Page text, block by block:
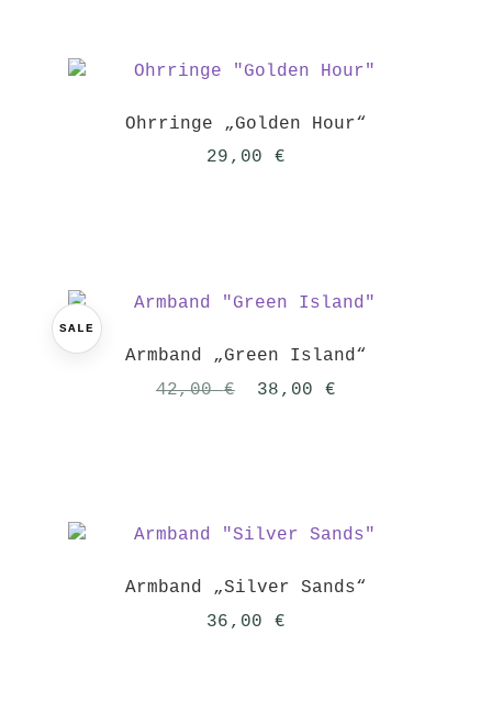
Ohrringe „Golden Hour“
29,00 €
SALE
Armband „Green Island“
42,00€
Ursprünglicher
38,00 €
Armband „Silver Sands“
36,00 €